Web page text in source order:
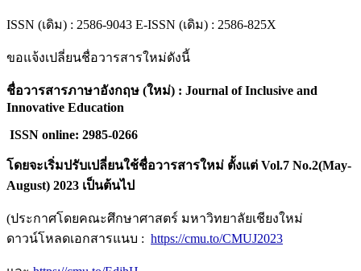
ISSN (เดิม) : 2586-9043 E-ISSN (เดิม) : 2586-825X
ขอแจ้งเปลี่ยนชื่อวารสารใหม่ดังนี้
ชื่อวารสารภาษาอังกฤษ (ใหม่) : Journal of Inclusive and
Innovative Education
ISSN online: 2985-0266
โดยจะเริ่มปรับเปลี่ยนใช้ชื่อวารสารใหม่ ตั้งแต่ Vol.7 No.2(May-
August) 2023 เป็นต้นไป
(ประกาศโดยคณะศึกษาศาสตร์ มหาวิทยาลัยเชียงใหม่
ดาวน์โหลดเอกสารแนบ : https://cmu.to/CMUJ2023